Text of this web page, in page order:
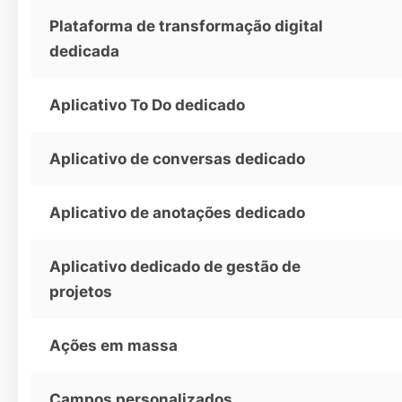
Plataforma de transformação digital
dedicada
Aplicativo To Do dedicado
Aplicativo de conversas dedicado
Aplicativo de anotações dedicado
Aplicativo dedicado de gestão de
projetos
Ações em massa